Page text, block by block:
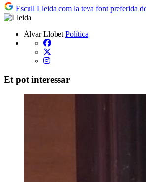
Escull Lleida com la teva font preferida
Àlvar Llobet Política
Et pot interessar